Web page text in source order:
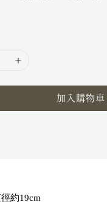
加入購物車
約19cm